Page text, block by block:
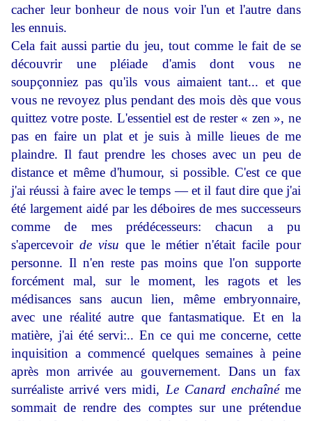
cacher leur bonheur de nous voir l'un et l'autre dans
les ennuis.
Cela fait aussi partie du jeu, tout comme le fait de se
décou­vrir une pléiade d'amis dont vous ne
soupçonniez pas qu'ils vous aimaient tant... et que
vous ne revoyez plus pendant des mois dès que vous
quittez votre poste. L'essentiel est de rester « zen », ne
pas en faire un plat et je suis à mille lieues de me
plaindre. Il faut prendre les choses avec un peu de
distance et même d'humour, si possible. C'est ce que
j'ai réussi à faire avec le temps — et il faut dire que j'ai
été largement aidé par les déboires de mes successeurs
comme de mes prédécesseurs: chacun a pu
s'apercevoir de visu que le métier n'était facile pour
personne. Il n'en reste pas moins que l'on supporte
forcément mal, sur le moment, les ragots et les
médisances sans aucun lien, même embryonnaire,
avec une réalité autre que fantasmatique. Et en la
matière, j'ai été servi:.. En ce qui me concerne, cette
inquisition a commencé quel­ques semaines à peine
après mon arrivée au gouvernement. Dans un fax
surréaliste arrivé vers midi, Le Canard enchaîné me
som­mait de rendre des comptes sur une prétendue